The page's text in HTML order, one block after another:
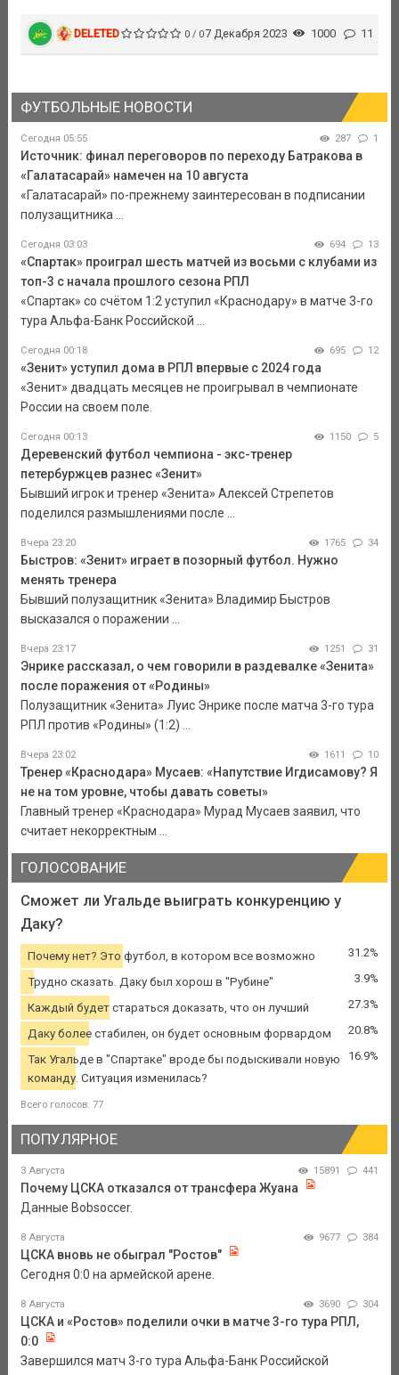
DELETED 0 / 07 Декабря 2023 1000 11
ФУТБОЛЬНЫЕ НОВОСТИ
Сегодня 05:55 287 1
Источник: финал переговоров по переходу Батракова в
«Галатасарай» намечен на 10 августа
«Галатасарай» по-прежнему заинтересован в подписании
полузащитника ...
Сегодня 03:03 694 13
«Спартак» проиграл шесть матчей из восьми с клубами из
топ-3 с начала прошлого сезона РПЛ
«Спартак» со счётом 1:2 уступил «Краснодару» в матче 3-го
тура Альфа-Банк Российской ...
Сегодня 00:18 695 12
«Зенит» уступил дома в РПЛ впервые с 2024 года
«Зенит» двадцать месяцев не проигрывал в чемпионате
России на своем поле.
Сегодня 00:13 1150 5
Деревенский футбол чемпиона - экс-тренер
петербуржцев разнес «Зенит»
Бывший игрок и тренер «Зенита» Алексей Стрепетов
поделился размышлениями после ...
Вчера 23:20 1765 34
Быстров: «Зенит» играет в позорный футбол. Нужно
менять тренера
Бывший полузащитник «Зенита» Владимир Быстров
высказался о поражении ...
Вчера 23:17 1251 31
Энрике рассказал, о чем говорили в раздевалке «Зенита»
после поражения от «Родины»
Полузащитник «Зенита» Луис Энрике после матча 3-го тура
РПЛ против «Родины» (1:2) ...
Вчера 23:02 1611 10
Тренер «Краснодара» Мусаев: «Напутствие Игдисамову? Я
не на том уровне, чтобы давать советы»
Главный тренер «Краснодара» Мурад Мусаев заявил, что
считает некорректным ...
ГОЛОСОВАНИЕ
Сможет ли Угальде выиграть конкуренцию у
Даку?
Почему нет? Это футбол, в котором все возможно 31.2%
Трудно сказать. Даку был хорош в "Рубине" 3.9%
Каждый будет стараться доказать, что он лучший 27.3%
Даку более стабилен, он будет основным форвардом 20.8%
Так Угальде в "Спартаке" вроде бы подыскивали новую
команду. Ситуация изменилась?
16.9%
Всего голосов: 77
ПОПУЛЯРНОЕ
3 Августа 15891 441
Почему ЦСКА отказался от трансфера Жуана
Данные Bobsoccer.
8 Августа 9677 384
ЦСКА вновь не обыграл "Ростов"
Сегодня 0:0 на армейской арене.
8 Августа 3690 304
ЦСКА и «Ростов» поделили очки в матче 3-го тура РПЛ,
0:0
Завершился матч 3-го тура Альфа-Банк Российской